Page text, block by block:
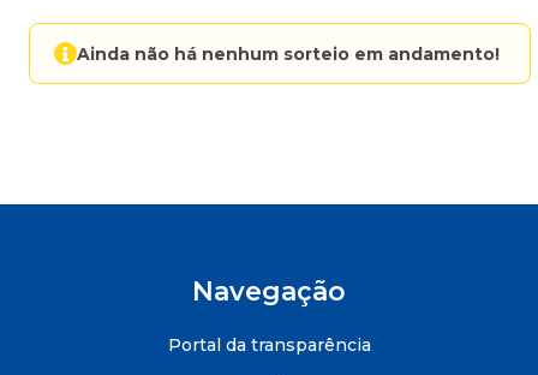
Ainda não há nenhum sorteio em andamento!
Navegação
Portal da transparência